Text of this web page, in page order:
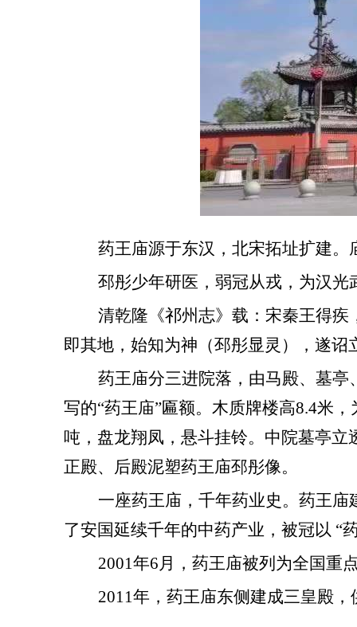
药王庙源于东汉，北宋拓址扩建
邳彤少年研医，弱冠从戎，为汉
清乾隆《祁州志》载：宋秦王得
即其地，始知为神（邳彤显灵），遂
药王庙分三进院落，由马殿、墓
写的“药王庙”匾额。木质牌楼高8.4米
吨，盘龙翔凤，悬斗挂铃。中院墓亭
正殿、后殿泥塑药王庙邳彤像。
一座药王庙，千年药业史。药王
了安国延续千年的中药产业，被冠以 “
2001年6月，药王庙被列为全国重
2011年，药王庙东侧建成三皇殿